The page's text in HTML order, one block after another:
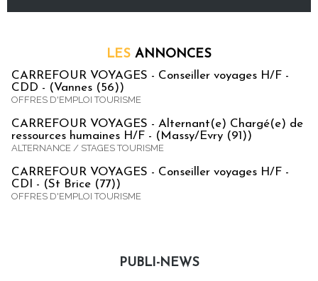
LES ANNONCES
CARREFOUR VOYAGES - Conseiller voyages H/F -
CDD - (Vannes (56))
OFFRES D'EMPLOI TOURISME
CARREFOUR VOYAGES - Alternant(e) Chargé(e) de
ressources humaines H/F - (Massy/Evry (91))
ALTERNANCE / STAGES TOURISME
CARREFOUR VOYAGES - Conseiller voyages H/F -
CDI - (St Brice (77))
OFFRES D'EMPLOI TOURISME
PUBLI-NEWS